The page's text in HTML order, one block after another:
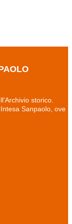
storico.
Sanpaolo, ove